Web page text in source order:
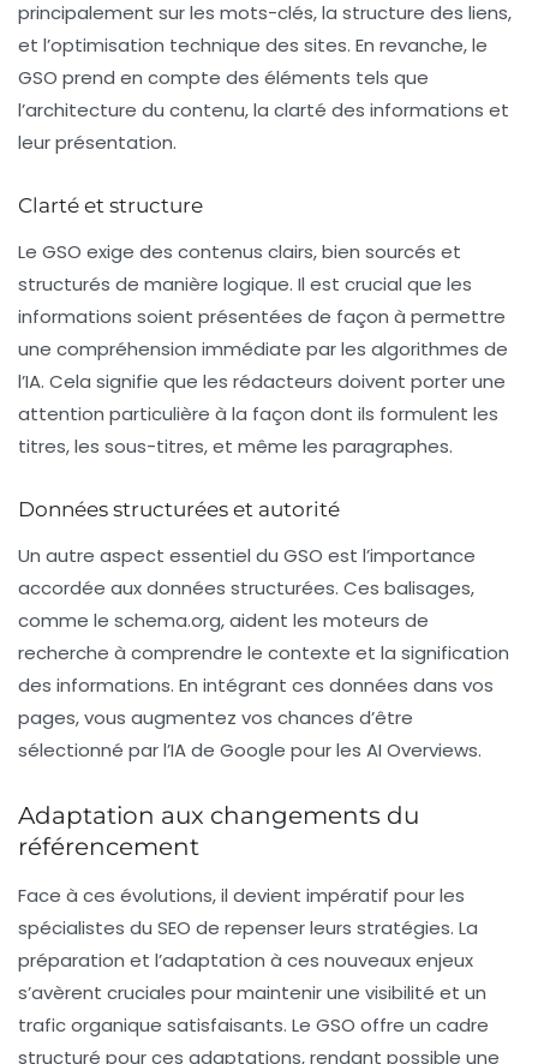
principalement sur les mots-clés, la structure des liens,
et l’optimisation technique des sites. En revanche, le
GSO prend en compte des éléments tels que
l’architecture du contenu, la clarté des informations et
leur présentation.
Clarté et structure
Le GSO exige des contenus clairs, bien sourcés et
structurés de manière logique. Il est crucial que les
informations soient présentées de façon à permettre
une compréhension immédiate par les algorithmes de
l’IA. Cela signifie que les rédacteurs doivent porter une
attention particulière à la façon dont ils formulent les
titres, les sous-titres, et même les paragraphes.
Données structurées et autorité
Un autre aspect essentiel du GSO est l’importance
accordée auxdonnées structurées. Ces balisages,
comme le schema.org, aident les moteurs de
recherche à comprendre le contexte et la signification
des informations. En intégrant ces données dans vos
pages, vous augmentez vos chances d’être
sélectionné par l’IA de Google pour les AI Overviews.
Adaptation aux changements du
référencement
Face à ces évolutions, il devient impératif pour les
spécialistes du SEO de repenser leurs stratégies. La
préparation et l’adaptation à ces nouveaux enjeux
s’avèrent cruciales pour maintenir une visibilité et un
trafic organique satisfaisants. Le GSO offre un cadre
structuré pour ces adaptations, rendant possible une